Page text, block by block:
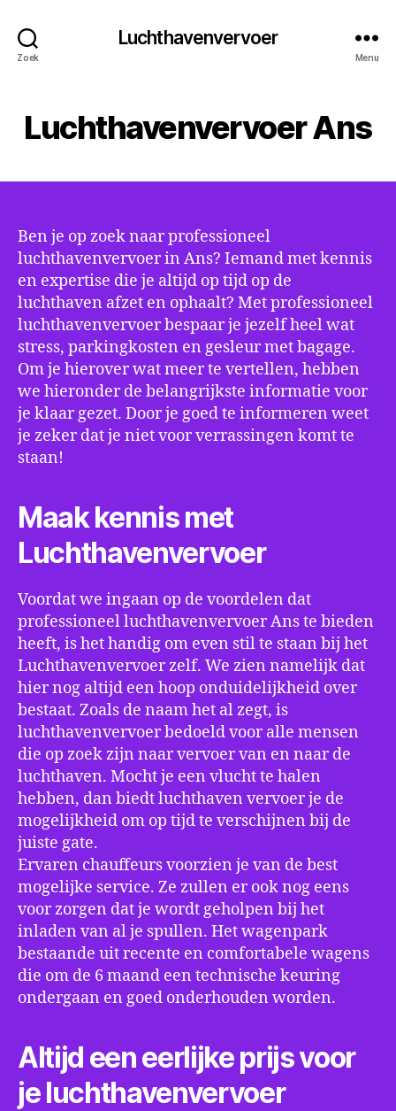
Zoek
Luchthavenvervoer
Menu
Luchthavenvervoer Ans
Ben je op zoek naar professioneel
luchthavenvervoer in Ans? Iemand met kennis
en expertise die je altijd op tijd op de
luchthaven afzet en ophaalt? Met professioneel
luchthavenvervoer bespaar je jezelf heel wat
stress, parkingkosten en gesleur met bagage.
Om je hierover wat meer te vertellen, hebben
we hieronder de belangrijkste informatie voor
je klaar gezet. Door je goed te informeren weet
je zeker dat je niet voor verrassingen komt te
staan!
Maak kennis met
Luchthavenvervoer
Voordat we ingaan op de voordelen dat
professioneel luchthavenvervoer Ans te bieden
heeft, is het handig om even stil te staan bij het
Luchthavenvervoer zelf. We zien namelijk dat
hier nog altijd een hoop onduidelijkheid over
bestaat. Zoals de naam het al zegt, is
luchthavenvervoer bedoeld voor alle mensen
die op zoek zijn naar vervoer van en naar de
luchthaven. Mocht je een vlucht te halen
hebben, dan biedt luchthaven vervoer je de
mogelijkheid om op tijd te verschijnen bij de
juiste gate.
Ervaren chauffeurs voorzien je van de best
mogelijke service. Ze zullen er ook nog eens
voor zorgen dat je wordt geholpen bij het
inladen van al je spullen. Het wagenpark
bestaande uit recente en comfortabele wagens
die om de 6 maand een technische keuring
ondergaan en goed onderhouden worden.
Altijd een eerlijke prijs voor
je luchthavenvervoer